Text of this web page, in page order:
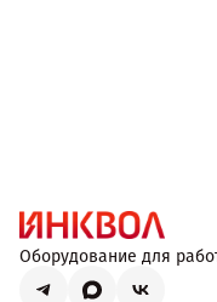
Оборудование для